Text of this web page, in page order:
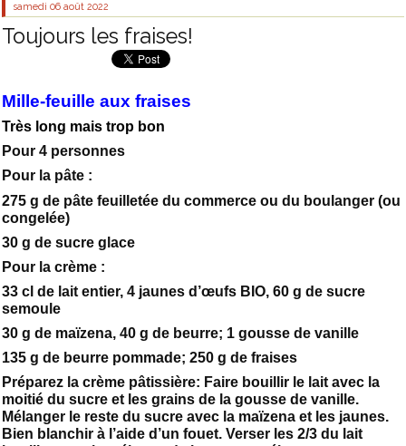
samedi 06 août 2022
Toujours les fraises!
Mille-feuille aux fraises
Très long mais trop bon
Pour 4 personnes
Pour la pâte :
275 g de pâte feuilletée du commerce ou du boulanger (ou
congelée)
30 g de sucre glace
Pour la crème :
33 cl de lait entier, 4 jaunes d’œufs BIO, 60 g de sucre
semoule
30 g de maïzena, 40 g de beurre; 1 gousse de vanille
135 g de beurre pommade; 250 g de fraises
Préparez la crème pâtissière: Faire bouillir le lait avec la
moitié du sucre et les grains de la gousse de vanille.
Mélanger le reste du sucre avec la maïzena et les jaunes.
Bien blanchir à l’aide d’un fouet. Verser les 2/3 du lait